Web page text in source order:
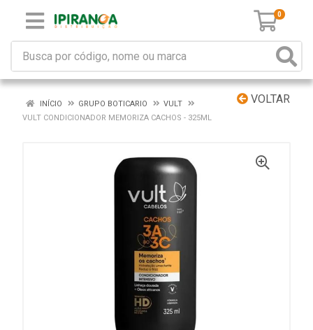
0
VOLTAR
INÍCIO GRUPO BOTICARIO
VULT
VULT CONDICIONADOR MEMORIZA CACHOS - 325ML